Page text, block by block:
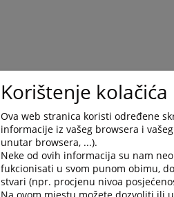
Korištenje kolačića
Ova web stranica koristi određene
informacije iz vašeg browsera i
unutar browsera, ...).
Neke od ovih informacija su nam
fukcionisati u svom punom obimu,
stvari (npr. procjenu nivoa